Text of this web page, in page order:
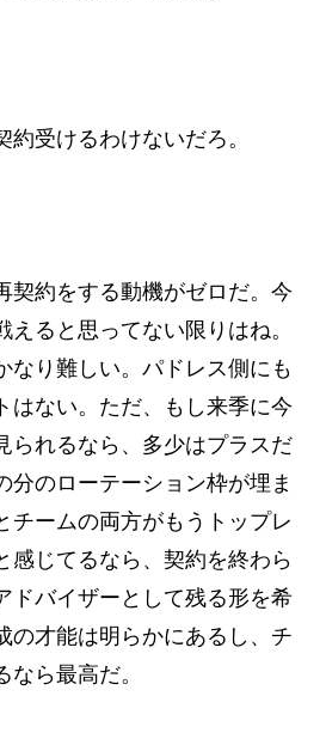
約受けるわけないだろ。
契約をする動機がゼロだ。今
ると思ってない限りはね。
なり難しい。パドレス側にも
はない。ただ、もし来季に今
られるなら、多少はプラスだ
分のローテーション枠が埋ま
チームの両方がもうトップレ
感じてるなら、契約を終わら
ドバイザーとして残る形を希
の才能は明らかにあるし、チ
ら最高だ。